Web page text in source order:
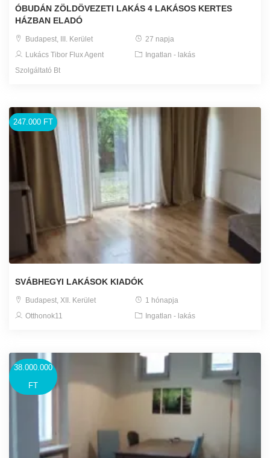
ÓBUDÁN ZÖLDÖVEZETI LAKÁS 4 LAKÁSOS KERTES
HÁZBAN ELADÓ
Budapest, III. Kerület
27 napja
Lukács Tibor Flux Agent
Szolgáltató Bt
Ingatlan - lakás
247.000 FT
SVÁBHEGYI LAKÁSOK KIADÓK
Budapest, XII. Kerület
1 hónapja
Otthonok11
Ingatlan - lakás
38.000.000
FT